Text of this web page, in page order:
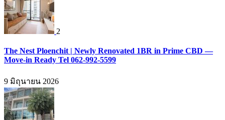
2
The Nest Ploenchit | Newly Renovated 1BR in Prime CBD —
Move-in Ready Tel 062-992-5599
9 มิถุนายน 2026